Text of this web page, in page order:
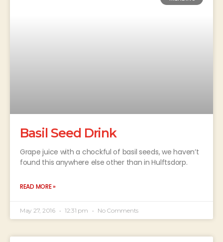
Basil Seed Drink
Grape juice with a chockful of basil seeds, we haven’t
found this anywhere else other than in Hulftsdorp.
READ MORE »
May 27, 2016 12:31 pm No Comments